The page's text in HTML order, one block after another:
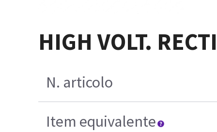
HIGH VOLT.
N. articolo
Item equivalente